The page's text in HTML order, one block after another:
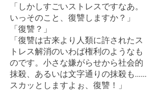
「しかしすごいストレスですなあ。
いっそのこと、復讐しますか？」
「復讐？」
「復讐は古来より人類に許されたス
トレス解消のいわば権利のようなも
のです。小さな嫌がらせから社会的
抹殺、あるいは文字通りの抹殺も……
スカッとしますよぉ、復讐！」